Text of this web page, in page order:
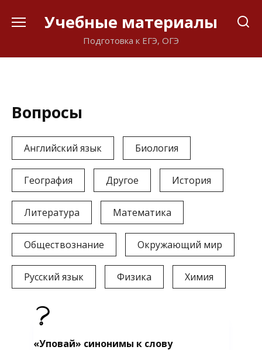
Учебные материалы
Подготовка к ЕГЭ, ОГЭ
Вопросы
Английский язык Биология
География Другое История
Литература Математика
Обществознание Окружающий мир
Русский язык Физика Химия
«Уповай» синонимы к слову